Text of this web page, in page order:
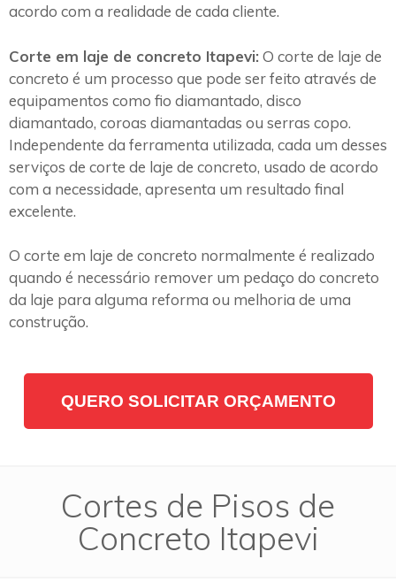
acordo com a realidade de cada cliente.
Corte em laje de concreto Itapevi: O corte de laje de
concreto é um processo que pode ser feito através de
equipamentos como fio diamantado, disco
diamantado, coroas diamantadas ou serras copo.
Independente da ferramenta utilizada, cada um desses
serviços de corte de laje de concreto, usado de acordo
com a necessidade, apresenta um resultado final
excelente.
O corte em laje de concreto normalmente é realizado
quando é necessário remover um pedaço do concreto
da laje para alguma reforma ou melhoria de uma
construção.
QUERO SOLICITAR ORÇAMENTO
Cortes de Pisos de
Concreto Itapevi